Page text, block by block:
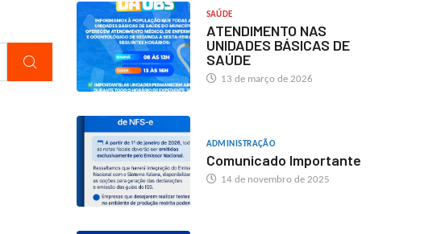
SAÚDE
ATENDIMENTO NAS
UNIDADES BÁSICAS DE
SAÚDE
13 de março de 2026
ADMINISTRAÇÃO
Comunicado Importante
14 de novembro de 2025